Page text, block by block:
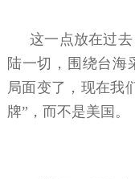
这一点放在过
陆一切，围绕台海
局面变了，现在我
牌”，而不是美国。